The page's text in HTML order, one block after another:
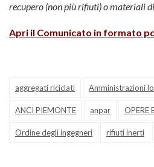
recupero (non più rifiuti) o materiali
Apri il Comunicato in formato
aggregati riciclati Amministrazioni
ANCI PIEMONTE anpar OPERE
Ordine degli ingegneri rifiuti inerti